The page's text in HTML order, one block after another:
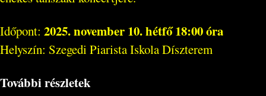
Időpont: 2025. november 10. hétfő 18:00 óra
Helyszín: Szegedi Piarista Iskola Díszterem
További részletek